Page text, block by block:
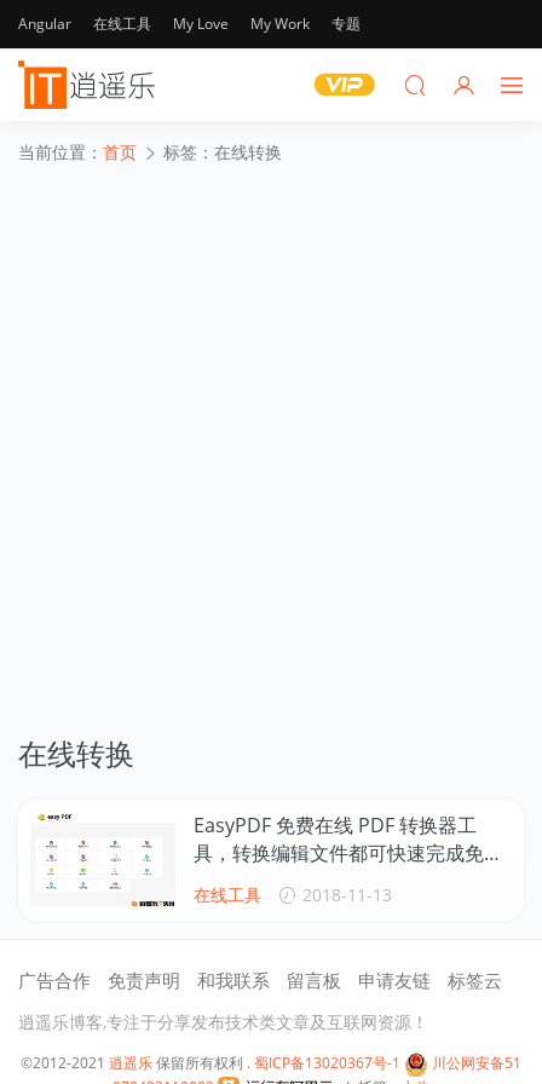
Angular 在线工具 My Love My Work 专题
当前位置： 首页 标签：在线转换
在线转换
EasyPDF 免费在线 PDF 转换器工
具，转换编辑文件都可快速完成免安
装软件
在线工具 2018-11-13
广告合作 免责声明 和我联系 留言板 申请友链 标签云
逍遥乐博客,专注于分享发布技术类文章及互联网资源！
©2012-2021 逍遥乐保留所有权利 . 蜀ICP备13020367号-1
川公网安备51